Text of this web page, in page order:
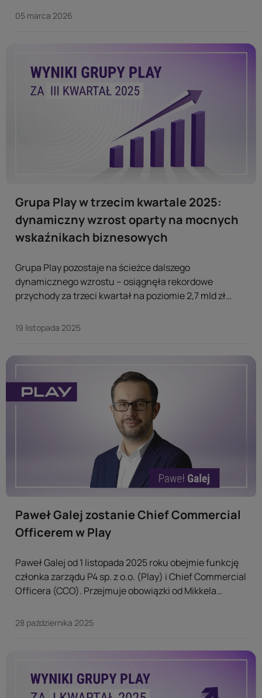
jak i za granicą? Ferie zimowe odbyły się w tym roku w
05 marca 2026
Grupa Play w trzecim kwartale 2025:
dynamiczny wzrost oparty na mocnych
wskaźnikach biznesowych
Grupa Play pozostaje na ścieżce dalszego
dynamicznego wzrostu – osiągnęła rekordowe
przychody za trzeci kwartał na poziomie 2,7 mld zł
EBITDAaL za dziewięć miesięcy roku w wysokości 3,3
19 listopada 2025
Paweł Galej zostanie Chief Commercial
Officerem w Play
Paweł Galej od 1 listopada 2025 roku obejmie funkcję
członka zarządu P4 sp. z o.o. (Play) i Chief Commercial
Officera (CCO). Przejmuje obowiązki od Mikkela
Officera, który zdecydował się odejść z firmy. ...
28 października 2025